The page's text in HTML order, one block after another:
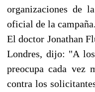
organizaciones de
oficial de la campaña.
El doctor Jonathan
Londres, dijo: "A
preocupa cada vez
contra los